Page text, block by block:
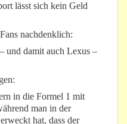
lässt sich kein Geld
nachdenklich:
und damit auch Lexus –
in die Formel 1 mit
man in der
hat, dass der